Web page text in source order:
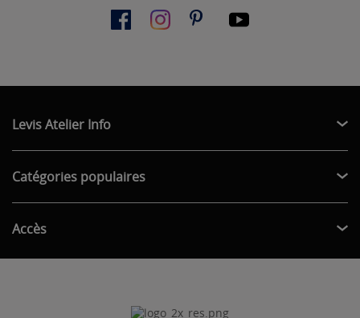
Levis Atelier Info
Catégories populaires
Accès